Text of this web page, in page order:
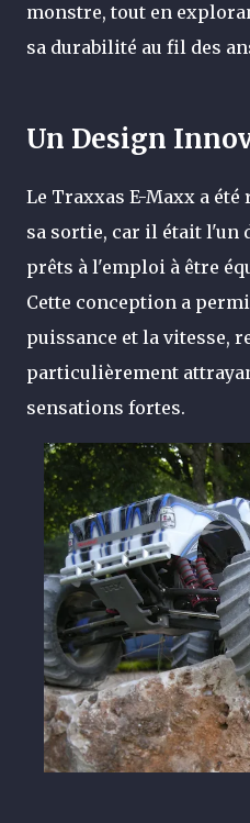
monstre, tout en
sa durabilité au fil des
Un Design
Le Traxxas E-Maxx a
sa sortie, car il était l'un
prêts à l'emploi à être
Cette conception a
puissance et la vitesse,
particulièrement
sensations fortes.